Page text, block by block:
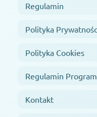
Regulamin
Polityka
Polityka Cookies
Regulamin
Kontakt